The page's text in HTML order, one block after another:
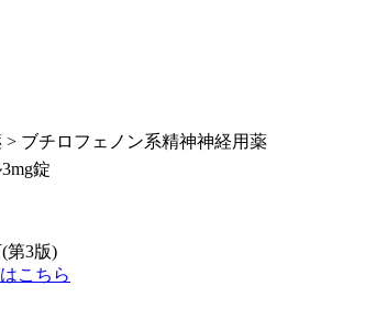
> ブチロフェノン系精神神経用薬
錠
第3版)
こちら